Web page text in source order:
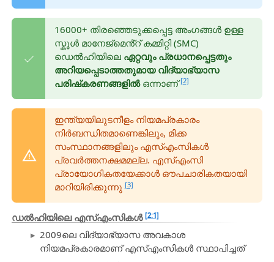
16000+ തിരഞ്ഞെടുക്കപ്പെട്ട അംഗങ്ങൾ ഉള്ള
സ്കൂൾ മാനേജ്‌മെൻ്റ് കമ്മിറ്റി (SMC)
ഡെൽഹിയിലെ ഏറ്റവും പ്രധാനപ്പെട്ടതും
അറിയപ്പെടാത്തതുമായ വിദ്യാഭ്യാസ
പരിഷ്‌കരണങ്ങളിൽഒന്നാണ്[2]
ഇന്ത്യയിലുടനീളം നിയമപ്രകാരം
നിർബന്ധിതമാണെങ്കിലും, മിക്ക
സംസ്ഥാനങ്ങളിലും എസ്എംസികൾ
പ്രവർത്തനക്ഷമമല്ല. എസ്എംസി
പ്രായോഗികതയേക്കാൾ ഔപചാരികതയായി
മാറിയിരിക്കുന്നു[3]
ഡൽഹിയിലെ എസ്എംസികൾ [2:1]
2009ലെ വിദ്യാഭ്യാസ അവകാശ
നിയമപ്രകാരമാണ് എസ്എംസികൾ സ്ഥാപിച്ചത്